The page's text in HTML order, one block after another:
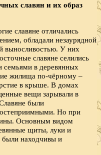
славян и их образ
славяне отличались
обладали незаурядной
выносливостью. У них
славяне селились
семьями в деревянных
жилища по-чёрному –
в крыше. В домах
вещи зарывали в
были
Но при
Основным видом
щиты, луки и
были находчивы и